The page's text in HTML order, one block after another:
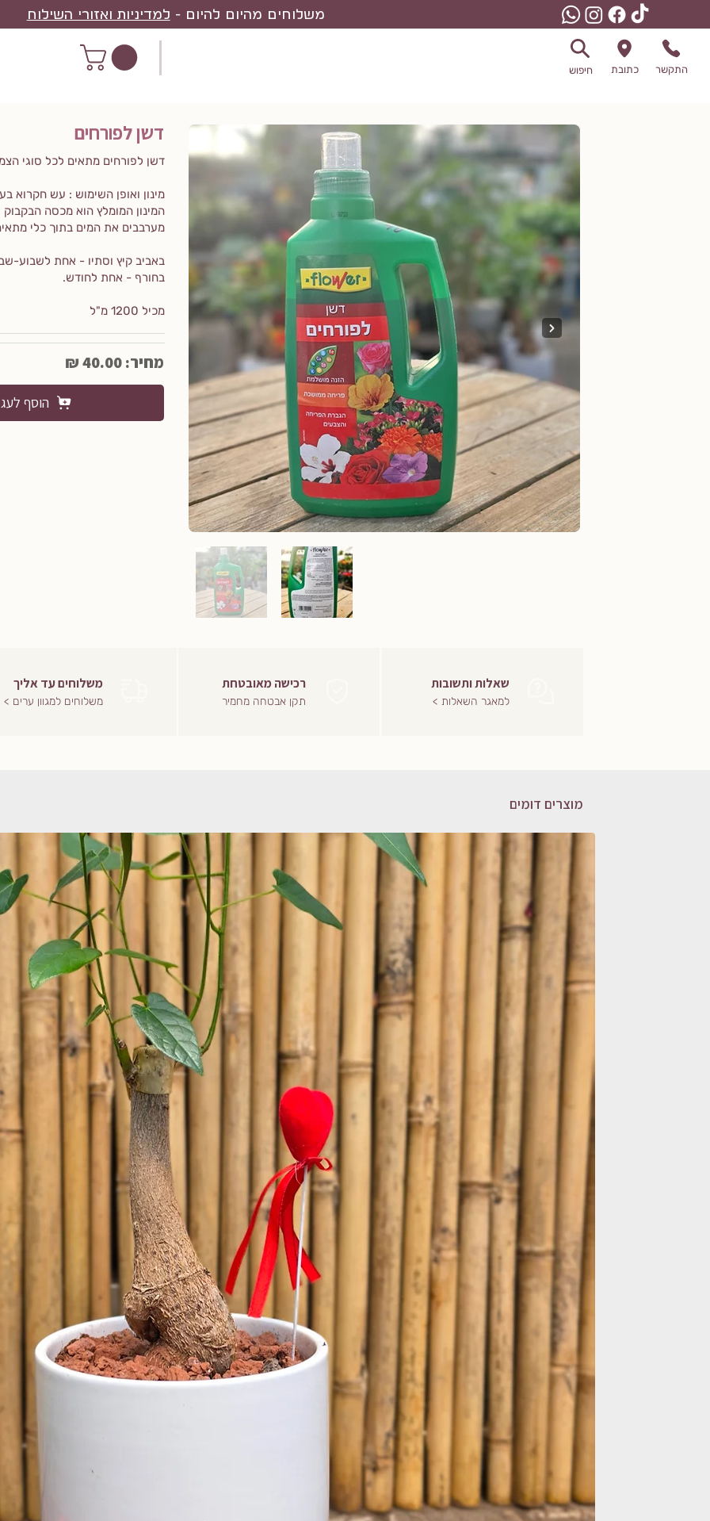
משלוחים מהיום להיום - למדיניות ואזורי השילוח
התקשר כתובת חיפוש
דשן לפורחים
דשן לפורחים מתאים לכל סוגי
מינון ואופן השימוש : עש חקרוא
המינון המומלץ הוא מכסה הבקבוק ל-5 ליטר
מערבבים את המים בתוך כלי
באביב קיץ וסתיו - אחת לשבוע-
בחורף - אחת לחודש.
מכיל 1200 מ"ל
מחיר: 40.00 ₪
הוסף
משלוחים למגוון ערים >
משלוחים עד אליך
תקן אבטחה מחמיר
רכישה מאובטחת
למאגר השאלות >
שאלות ותשובות
מוצרים דומים